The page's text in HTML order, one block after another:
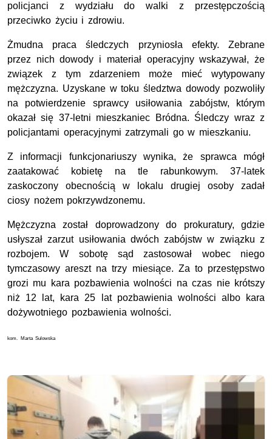
policjanci z wydziału do walki z przestępczością
przeciwko życiu i zdrowiu.
Żmudna praca śledczych przyniosła efekty. Zebrane
przez nich dowody i materiał operacyjny wskazywał, że
związek z tym zdarzeniem może mieć wytypowany
mężczyzna. Uzyskane w toku śledztwa dowody pozwoliły
na potwierdzenie sprawcy usiłowania zabójstw, którym
okazał się 37-letni mieszkaniec Bródna. Śledczy wraz z
policjantami operacyjnymi zatrzymali go w mieszkaniu.
Z informacji funkcjonariuszy wynika, że sprawca mógł
zaatakować kobietę na tle rabunkowym. 37-latek
zaskoczony obecnością w lokalu drugiej osoby zadał
ciosy nożem pokrzywdzonemu.
Mężczyzna został doprowadzony do prokuratury, gdzie
usłyszał zarzut usiłowania dwóch zabójstw w związku z
rozbojem. W sobotę sąd zastosował wobec niego
tymczasowy areszt na trzy miesiące. Za to przestępstwo
grozi mu kara pozbawienia wolności na czas nie krótszy
niż 12 lat, kara 25 lat pozbawienia wolności albo kara
dożywotniego pozbawienia wolności.
kom. Marta Sulowska